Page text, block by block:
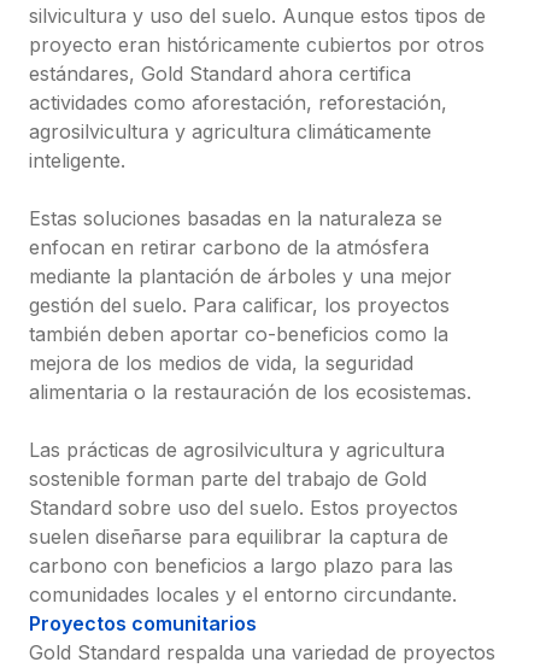
silvicultura y uso del suelo. Aunque estos tipos de
proyecto eran históricamente cubiertos por otros
estándares, Gold Standard ahora certifica
actividades como aforestación, reforestación,
agrosilvicultura y agricultura climáticamente
inteligente.
Estas soluciones basadas en la naturaleza se
enfocan en retirar carbono de la atmósfera
mediante la plantación de árboles y una mejor
gestión del suelo. Para calificar, los proyectos
también deben aportar co-beneficios como la
mejora de los medios de vida, la seguridad
alimentaria o la restauración de los ecosistemas.
Las prácticas de agrosilvicultura y agricultura
sostenible forman parte del trabajo de Gold
Standard sobre uso del suelo. Estos proyectos
suelen diseñarse para equilibrar la captura de
carbono con beneficios a largo plazo para las
comunidades locales y el entorno circundante.
Proyectos comunitarios
Gold Standard respalda una variedad de proyectos